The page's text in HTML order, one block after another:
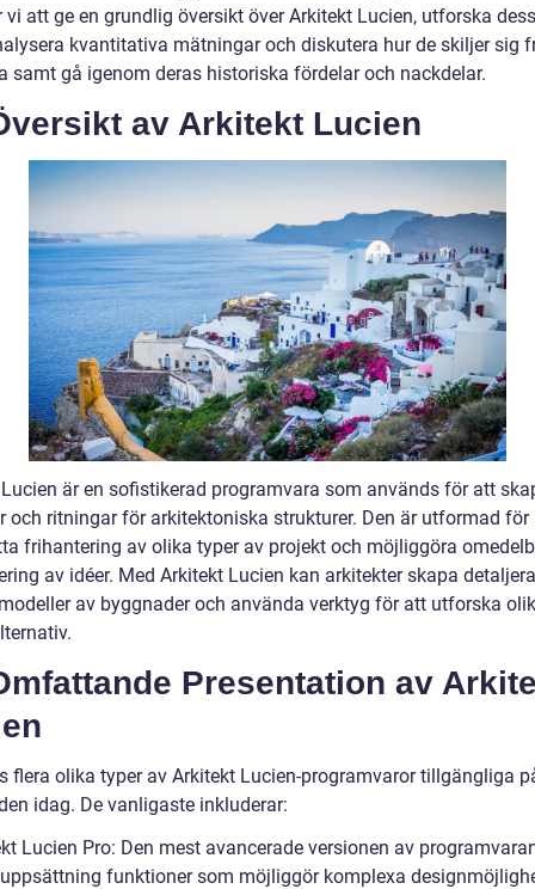
vi att ge en grundlig översikt över Arkitekt Lucien, utforska
kvantitativa mätningar och diskutera hur de skiljer sig
samt gå igenom deras historiska fördelar och nackdelar.
av Arkitekt Lucien
är en sofistikerad programvara som används för att
och ritningar för arkitektoniska strukturer. Den är utformad för
frihantering av olika typer av projekt och möjliggöra
av idéer. Med Arkitekt Lucien kan arkitekter skapa
av byggnader och använda verktyg för att utforska
Presentation av
flera olika typer av Arkitekt Lucien-programvaror tillgängliga
idag. De vanligaste inkluderar:
Lucien Pro: Den mest avancerade versionen av
funktioner som möjliggör komplexa